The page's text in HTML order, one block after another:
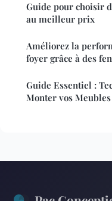
Guide pour choisir
au meilleur prix
Améliorez la
foyer grâce à des
Guide Essentiel :
Monter vos